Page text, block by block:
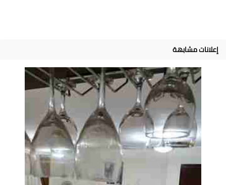
إعلانات مشابهة